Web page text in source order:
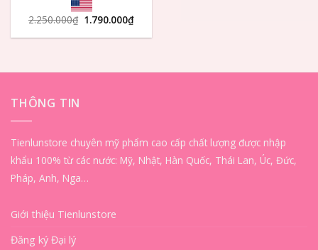
2.250.000₫ 1.790.000₫
THÔNG TIN
Tienlunstore chuyên mỹ phẩm cao cấp chất lượng được nhập
khẩu 100% từ các nước: Mỹ, Nhật, Hàn Quốc, Thái Lan, Úc, Đức,
Pháp, Anh, Nga…
Giới thiệu Tienlunstore
Đăng ký Đại lý